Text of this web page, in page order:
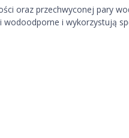
oraz przechwyconej pary
i wykorzystują